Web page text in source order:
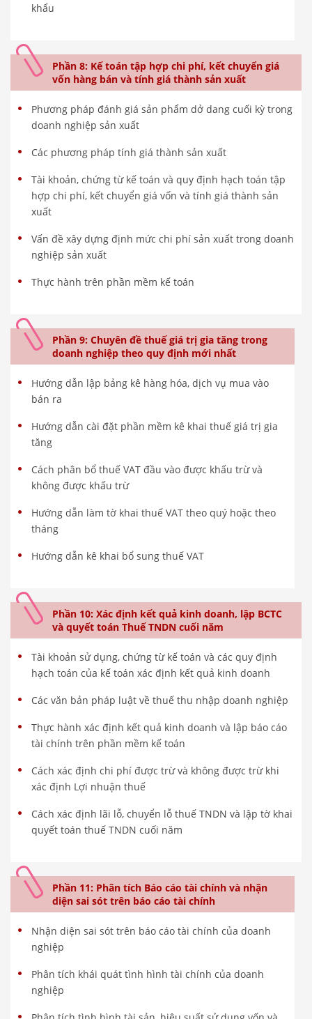
khẩu
Phần 8: Kế toán tập hợp chi phí, kết chuyển giá
vốn hàng bán và tính giá thành sản xuất
Phương pháp đánh giá sản phẩm dở dang cuối kỳ trong
doanh nghiệp sản xuất
Các phương pháp tính giá thành sản xuất
Tài khoản, chứng từ kế toán và quy định hạch toán tập
hợp chi phí, kết chuyển giá vốn và tính giá thành sản
xuất
Vấn đề xây dựng định mức chi phí sản xuất trong doanh
nghiệp sản xuất
Thực hành trên phần mềm kế toán
Phần 9: Chuyên đề thuế giá trị gia tăng trong
doanh nghiệp theo quy định mới nhất
Hướng dẫn lập bảng kê hàng hóa, dịch vụ mua vào
bán ra
Hướng dẫn cài đặt phần mềm kê khai thuế giá trị gia
tăng
Cách phân bổ thuế VAT đầu vào được khấu trừ và
không được khấu trừ
Hướng dẫn làm tờ khai thuế VAT theo quý hoặc theo
tháng
Hướng dẫn kê khai bổ sung thuế VAT
Phần 10: Xác định kết quả kinh doanh, lập BCTC
và quyết toán Thuế TNDN cuối năm
Tài khoản sử dụng, chứng từ kế toán và các quy định
hạch toán của kế toán xác định kết quả kinh doanh
Các văn bản pháp luật về thuế thu nhập doanh nghiệp
Thực hành xác định kết quả kinh doanh và lập báo cáo
tài chính trên phần mềm kế toán
Cách xác định chi phí được trừ và không được trừ khi
xác định Lợi nhuận thuế
Cách xác định lãi lỗ, chuyển lỗ thuế TNDN và lập tờ khai
quyết toán thuế TNDN cuối năm
Phần 11: Phân tích Báo cáo tài chính và nhận
diện sai sót trên báo cáo tài chính
Nhận diện sai sót trên báo cáo tài chính của doanh
nghiệp
Phân tích khái quát tình hình tài chính của doanh
nghiệp